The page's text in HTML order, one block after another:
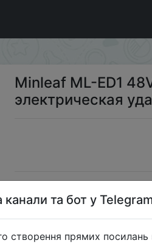
дрель
Minleaf ML-ED1
электрическая
та бот у
створення прямих посилань